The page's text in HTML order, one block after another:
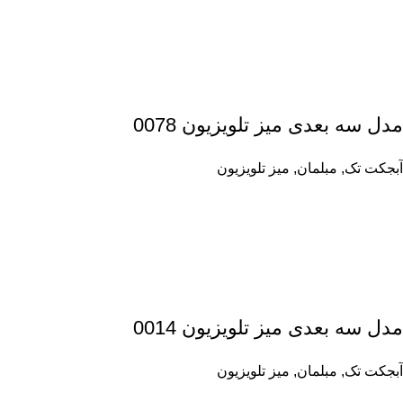
مدل سه بعدی میز تلویزیون 0078
آبجکت تک, مبلمان, میز تلویزیون
مدل سه بعدی میز تلویزیون 0014
آبجکت تک, مبلمان, میز تلویزیون